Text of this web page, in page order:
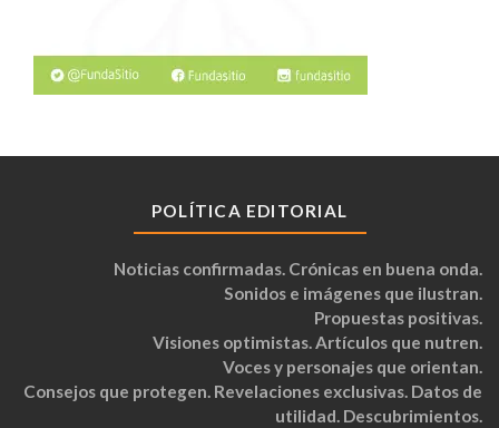
POLÍTICA EDITORIAL
Noticias confirmadas. Crónicas en buena onda.
Sonidos e imágenes que ilustran.
Propuestas positivas.
Visiones optimistas. Artículos que nutren.
Voces y personajes que orientan.
Consejos que protegen. Revelaciones exclusivas. Datos de
utilidad. Descubrimientos.